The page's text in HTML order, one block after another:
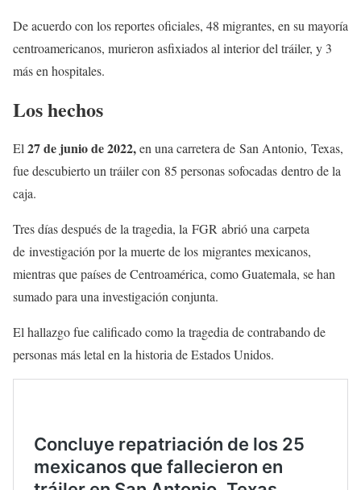
De acuerdo con los reportes oficiales, 48 migrantes, en su mayoría
centroamericanos, murieron asfixiados al interior del tráiler, y 3
más en hospitales.
Los hechos
El 27 de junio de 2022,en una carretera de San Antonio, Texas,
fue descubierto un tráiler con 85 personas sofocadas dentro de la
caja.
Tres días después de la tragedia, la FGR abrió una carpeta
de investigación por la muerte de los migrantes mexicanos,
mientras que países de Centroamérica, como Guatemala, se han
sumado para una investigación conjunta.
El hallazgo fue calificado como la tragedia de contrabando de
personas más letal en la historia de Estados Unidos.